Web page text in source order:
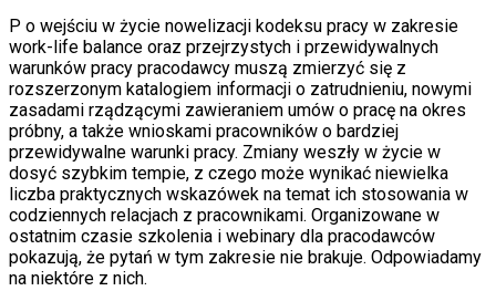
P o wejściu w życie nowelizacji kodeksu pracy w zakresie
work-life balance oraz przejrzystych i przewidywalnych
warunków pracy pracodawcy muszą zmierzyć się z
rozszerzonym katalogiem informacji o zatrudnieniu, nowymi
zasadami rządzącymi zawieraniem umów o pracę na okres
próbny, a także wnioskami pracowników o bardziej
przewidywalne warunki pracy. Zmiany weszły w życie w
dosyć szybkim tempie, z czego może wynikać niewielka
liczba praktycznych wskazówek na temat ich stosowania w
codziennych relacjach z pracownikami. Organizowane w
ostatnim czasie szkolenia i webinary dla pracodawców
pokazują, że pytań w tym zakresie nie brakuje. Odpowiadamy
na niektóre z nich.